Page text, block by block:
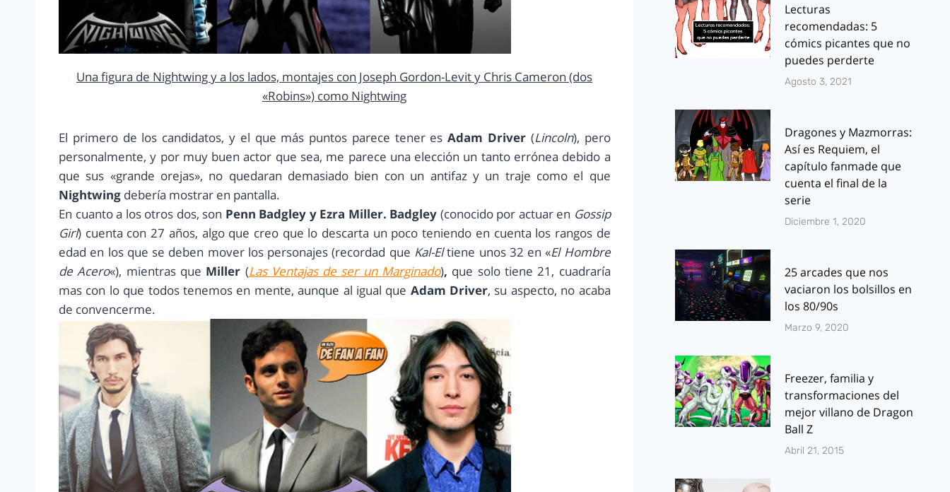
Una figura de Nightwing y a los lados, montajes con Joseph Gordon-Levit y Chris Cameron (dos
«Robins») como Nightwing
El primero de los candidatos, y el que más puntos parece tener es Adam Driver (Lincoln), pero
personalmente, y por muy buen actor que sea, me parece una elección un tanto errónea debido a
que sus «grande orejas», no quedaran demasiado bien con un antifaz y un traje como el que
Nightwing debería mostrar en pantalla.
En cuanto a los otros dos, son Penn Badgley y Ezra Miller. Badgley (conocido por actuar en Gossip
Girl) cuenta con 27 años, algo que creo que lo descarta un poco teniendo en cuenta los rangos de
edad en los que se deben mover los personajes (recordad que Kal-Eltiene unos 32 en «El Hombre
de Acero«), mientras que Miller (Las Ventajas de ser un Marginado), que solo tiene 21, cuadraría
mas con lo que todos tenemos en mente, aunque al igual que Adam Driver, su aspecto, no acaba
de convencerme.
Lecturas
recomendadas: 5
cómics picantes que no
puedes perderte
Agosto 3, 2021
Dragones y Mazmorras:
Así es Requiem, el
capítulo fanmade que
cuenta el final de la
serie
Diciembre 1, 2020
25 arcades que nos
vaciaron los bolsillos en
los 80/90s
Marzo 9, 2020
Freezer, familia y
transformaciones del
mejor villano de Dragon
Ball Z
Abril 21, 2015